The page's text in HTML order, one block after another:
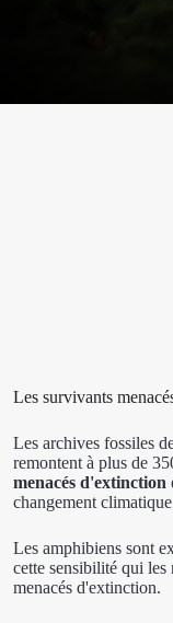
Les survivants
Les archives fossiles
remontent à plus de
menacés d'extinction
changement
Les amphibiens sont
cette sensibilité qui
menacés d'extinction.